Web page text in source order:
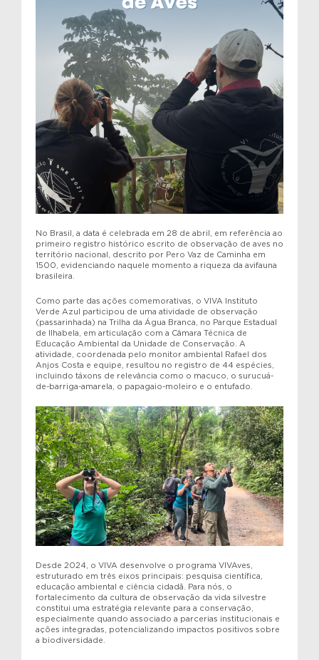
No Brasil, a data é celebrada em 28 de abril, em referência ao
primeiro registro histórico escrito de observação de aves no
território nacional, descrito por Pero Vaz de Caminha em
1500, evidenciando naquele momento a riqueza da avifauna
brasileira.
Como parte das ações comemorativas, o VIVA Instituto
Verde Azul participou de uma atividade de observação
(passarinhada) na Trilha da Água Branca, no Parque Estadual
de Ilhabela, em articulação com a Câmara Técnica de
Educação Ambiental da Unidade de Conservação. A
atividade, coordenada pelo monitor ambiental Rafael dos
Anjos Costa e equipe, resultou no registro de 44 espécies,
incluindo táxons de relevância como o macuco, o surucuá-
de-barriga-amarela, o papagaio-moleiro e o entufado.
Desde 2024, o VIVA desenvolve o programa VIVAves,
estruturado em três eixos principais: pesquisa científica,
educação ambiental e ciência cidadã. Para nós, o
fortalecimento da cultura de observação da vida silvestre
constitui uma estratégia relevante para a conservação,
especialmente quando associado a parcerias institucionais e
ações integradas, potencializando impactos positivos sobre
a biodiversidade.